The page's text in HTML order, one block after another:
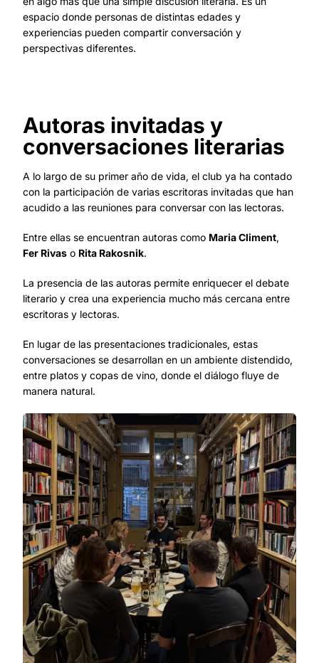
espacio donde personas de distintas edades y
experiencias pueden compartir conversación y
perspectivas diferentes.
Autoras invitadas y
conversaciones literarias
A lo largo de su primer año de vida, el club ya ha contado
con la participación de varias escritoras invitadas que han
acudido a las reuniones para conversar con las lectoras.
Entre ellas se encuentran autoras como Maria Climent,
Fer Rivas o Rita Rakosnik.
La presencia de las autoras permite enriquecer el debate
literario y crea una experiencia mucho más cercana entre
escritoras y lectoras.
En lugar de las presentaciones tradicionales, estas
conversaciones se desarrollan en un ambiente distendido,
entre platos y copas de vino, donde el diálogo fluye de
manera natural.